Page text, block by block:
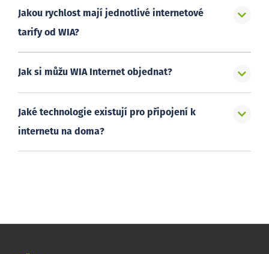
Jakou rychlost mají jednotlivé internetové
tarify od WIA?
Jak si můžu WIA Internet objednat?
Jaké technologie existují pro připojení k
internetu na doma?